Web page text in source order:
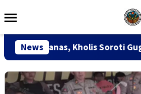
ke
Mobile
News
Soroti Gugatan Fiktif Negatif